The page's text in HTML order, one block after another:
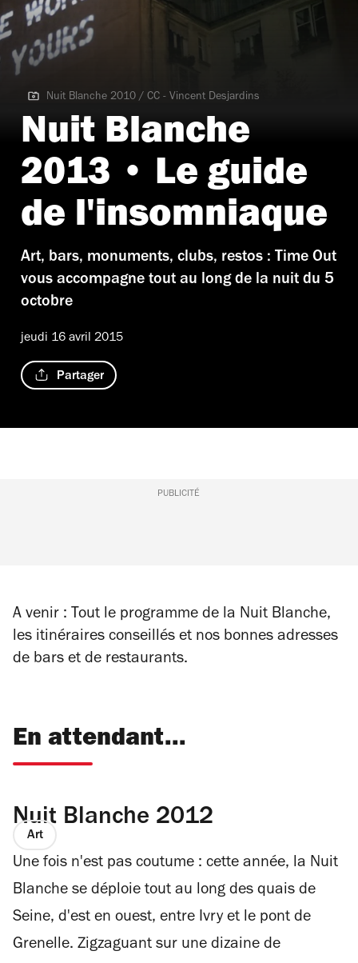
Nuit Blanche 2010 / CC - Vincent Desjardins
Nuit Blanche 2010 / CC - Vincent Desjardins
Nuit Blanche
2013 • Le guide
de l'insomniaque
Art, bars, monuments, clubs, restos : Time Out
vous accompagne tout au long de la nuit du 5
octobre
jeudi 16 avril 2015
Partager
PUBLICITÉ
A venir : Tout le programme de la Nuit Blanche,
les itinéraires conseillés et nos bonnes adresses
de bars et de restaurants.
En attendant...
Nuit Blanche 2012
Art
Une fois n'est pas coutume : cette année, la Nuit
Blanche se déploie tout au long des quais de
Seine, d'est en ouest, entre Ivry et le pont de
Grenelle. Zigzaguant sur une dizaine de